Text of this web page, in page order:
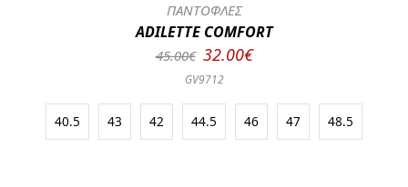
ΠΑΝΤΟΦΛΕΣ
ADILETTE COMFORT
45.00€ 32.00€
GV9712
40.5 43 42 44.5 46 47 48.5